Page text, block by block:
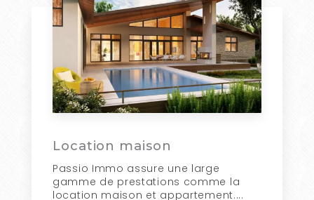
Location maison
Passio Immo assure une large
gamme de prestations comme la
location maison et appartement....